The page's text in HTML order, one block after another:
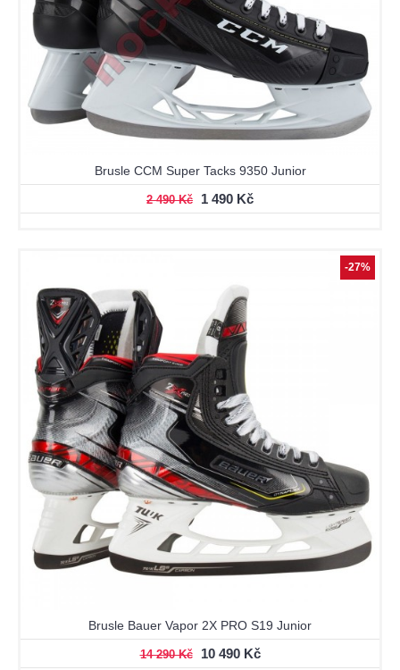
Brusle CCM Super Tacks 9350 Junior
2 490 Kč 1 490 Kč
-27%
Brusle Bauer Vapor 2X PRO S19 Junior
14 290 Kč 10 490 Kč